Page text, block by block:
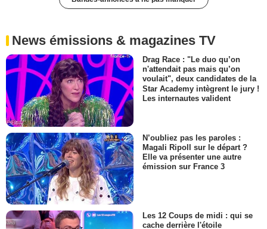
News émissions & magazines TV
Drag Race : "Le duo qu’on
n'attendait pas mais qu’on
voulait", deux candidates de la
Star Academy intègrent le jury !
Les internautes valident
N’oubliez pas les paroles :
Magali Ripoll sur le départ ?
Elle va présenter une autre
émission sur France 3
Les 12 Coups de midi : qui se
cache derrière l'étoile